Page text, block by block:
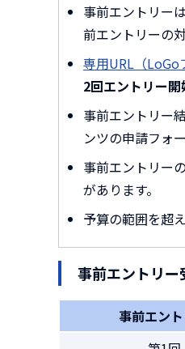
事前エントリー
前エントリーの
専用URL（LoGo
2回エントリー開
事前エントリー
ンツの申請フォ
事前エントリー
があります。
予算の範囲を超
事前エントリー
事前エン